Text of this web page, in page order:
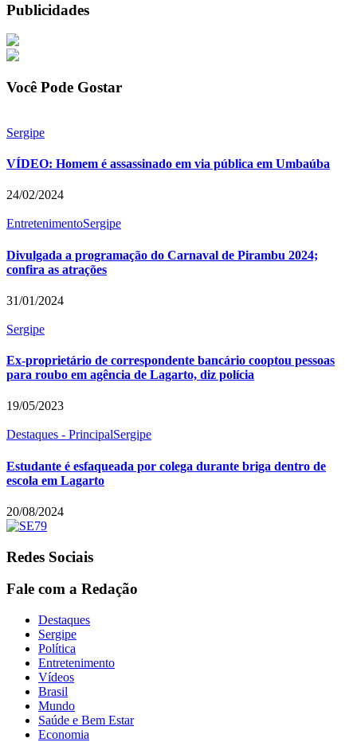
Publicidades
Você Pode Gostar
Sergipe
VÍDEO: Homem é assassinado em via pública em Umbaúba
24/02/2024
EntretenimentoSergipe
Divulgada a programação do Carnaval de Pirambu 2024;
confira as atrações
31/01/2024
Sergipe
Ex-proprietário de correspondente bancário cooptou pessoas
para roubo em agência de Lagarto, diz polícia
19/05/2023
Destaques - PrincipalSergipe
Estudante é esfaqueada por colega durante briga dentro de
escola em Lagarto
20/08/2024
Redes Sociais
Fale com a Redação
Destaques
Sergipe
Política
Entretenimento
Vídeos
Brasil
Mundo
Saúde e Bem Estar
Economia